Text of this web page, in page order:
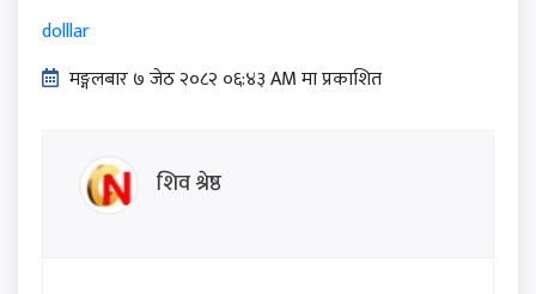
dolllar
मङ्गलबार ७ जेठ २०८२ ०६:४३ AM मा प्रकाशित
शिव श्रेष्ठ